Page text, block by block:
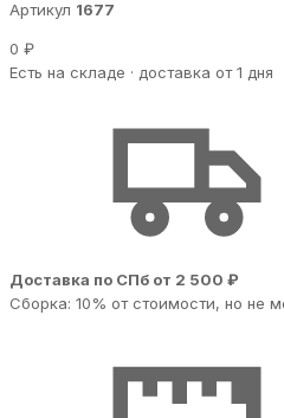
Артикул 1677
0 ₽
Есть на складе · доставка от 1 дня
Доставка по СПб от 2 500 ₽
Сборка: 10% от стоимости, но не